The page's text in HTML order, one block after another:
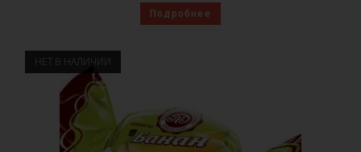
Подробнее
НЕТ В НАЛИЧИИ